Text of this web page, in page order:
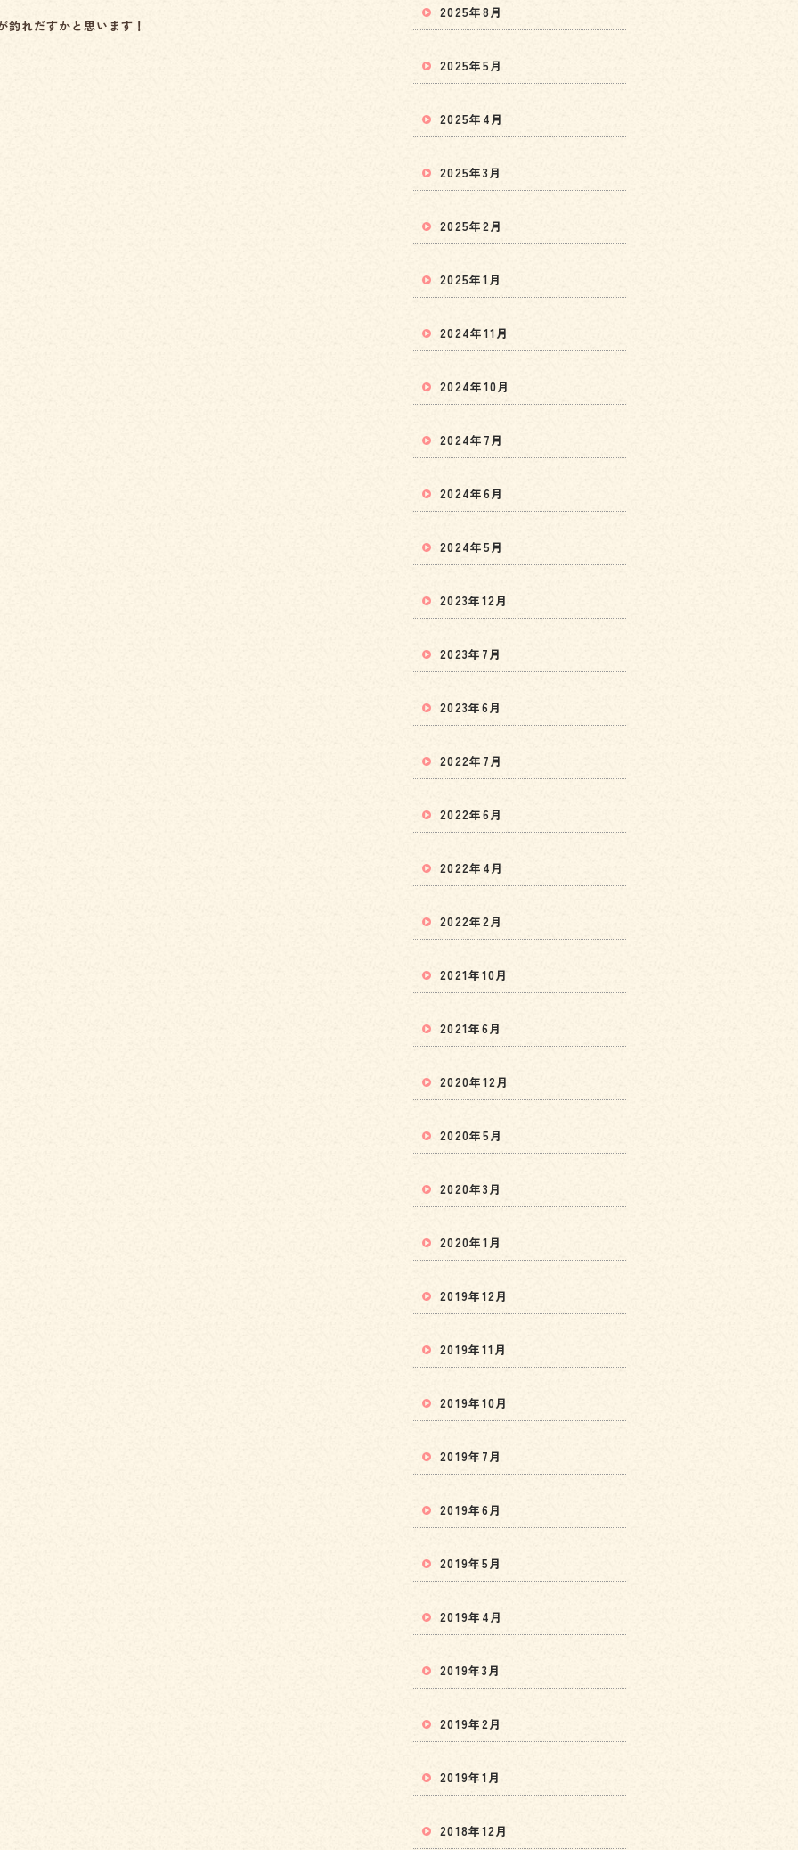
釣れだすかと思います！
2025年8月
2025年5月
2025年4月
2025年3月
2025年2月
2025年1月
2024年11月
2024年10月
2024年7月
2024年6月
2024年5月
2023年12月
2023年7月
2023年6月
2022年7月
2022年6月
2022年4月
2022年2月
2021年10月
2021年6月
2020年12月
2020年5月
2020年3月
2020年1月
2019年12月
2019年11月
2019年10月
2019年7月
2019年6月
2019年5月
2019年4月
2019年3月
2019年2月
2019年1月
2018年12月